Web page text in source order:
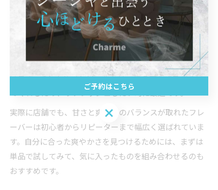
めてのシーシャ体験でも失敗しにくい傾向があります。
爽やかさを選ぶポイントとしては、味の濃さと香りのバ
ランスを見極めることが大切です。例えばレモンやオレ
ンジなどの柑橘系は、甘さ控えめで後味がスッキリして
います。ミントやメンソール系は、煙の重たさを和らげ
てくれるため、リフレッシュしたい時に最適です。
実際に店舗でも、甘さと爽快感のバランスが取れたフレ
ーバーは初心者からリピーターまで幅広く選ばれていま
す。自分に合った爽やかさを見つけるためには、まずは
単品で試してみて、気に入ったものを組み合わせるのも
おすすめです。
ご予約はこちら
ご予約はこちら